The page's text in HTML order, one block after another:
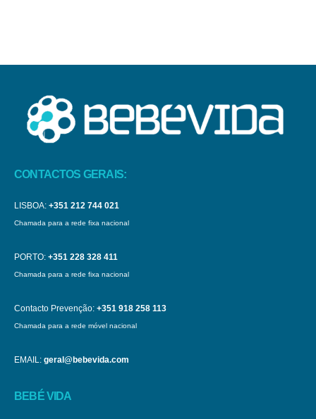
CONTACTOS GERAIS:
LISBOA: +351 212 744 021
Chamada para a rede fixa nacional
PORTO: +351 228 328 411
Chamada para a rede fixa nacional
Contacto Prevenção: +351 918 258 113
Chamada para a rede móvel nacional
EMAIL: geral@bebevida.com
BEBÉ VIDA